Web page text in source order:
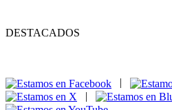
DESTACADOS
|